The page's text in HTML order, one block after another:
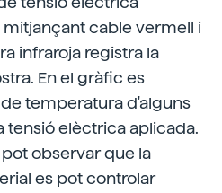
cable vermell i
infraroja registra la
En el gràfic es
temperatura d'alguns
tensió elèctrica aplicada.
observar que la
es pot controlar